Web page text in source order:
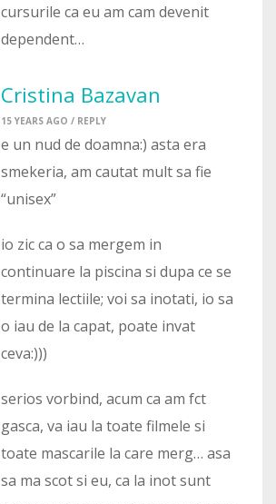
cursurile ca eu am cam devenit
dependent…
Cristina Bazavan
15 YEARS AGO / REPLY
e un nud de doamna:) asta era
smekeria, am cautat mult sa fie
“unisex”
io zic ca o sa mergem in
continuare la piscina si dupa ce se
termina lectiile; voi sa inotati, io sa
o iau de la capat, poate invat
ceva:)))
serios vorbind, acum ca am fct
gasca, va iau la toate filmele si
toate mascarile la care merg… asa
sa ma scot si eu, ca la inot sunt